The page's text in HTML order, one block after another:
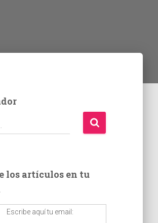
los artículos en tu
Escribe aquí tu email: